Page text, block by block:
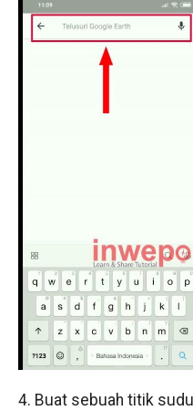
4. Buat sebuah titik